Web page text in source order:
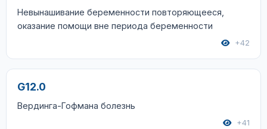
Невынашивание беременности повторяющееся,
оказание помощи вне периода беременности
+42
G12.0
Вердинга-Гофмана болезнь
+41